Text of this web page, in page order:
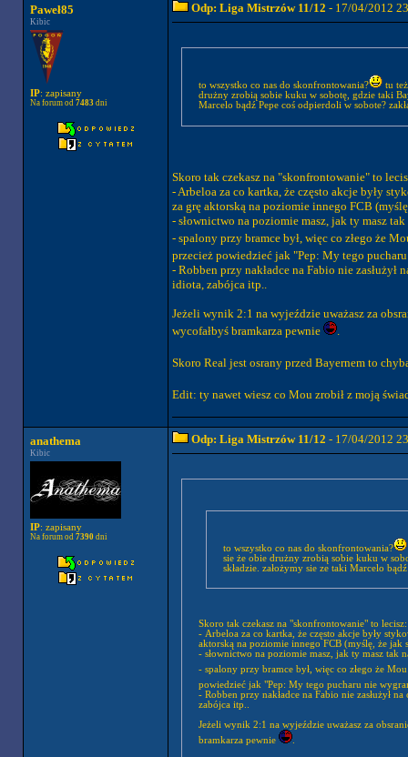
Paweł85
Kibic
IP: zapisany
Na forum od 7483dni
Odp: Liga Mistrzów 11/12 - 17/04/2012
to wszystko co nas do skonfrontowania?
tu też
drużny zrobią sobie kuku w sobotę, gdzie taki
Marcelo bądź Pepe coś odpierdoli w sobote?
Skoro tak czekasz na "skonfrontowanie" to
- Arbeloa za co kartka, że często akcje były
za grę aktorską na poziomie innego FCB
- słownictwo na poziomie masz, jak ty masz
- spalony przy bramce był, więc co złego że
przecież powiedzieć jak "Pep: My tego
- Robben przy nakładce na Fabio nie zasłużył
idiota, zabójca itp..
Jeżeli wynik 2:1 na wyjeździe uważasz za
wycofałbyś bramkarza pewnie
.
Skoro Real jest osrany przed Bayernem to
Edit: ty nawet wiesz co Mou zrobił z moją
anathema
Kibic
IP: zapisany
Na forum od 7390dni
Odp: Liga Mistrzów 11/12 - 17/04/2012
to wszystko co nas do skonfrontowania?
sie że obie drużny zrobią sobie kuku w
składzie. założymy sie ze taki Marcelo
Skoro tak czekasz na "skonfrontowanie" to lecisz:
- Arbeloa za co kartka, że często akcje były
aktorską na poziomie innego FCB (myślę, że jak
- słownictwo na poziomie masz, jak ty masz tak
- spalony przy bramce był, więc co złego że
powiedzieć jak "Pep: My tego pucharu nie
- Robben przy nakładce na Fabio nie zasłużył
zabójca itp..
Jeżeli wynik 2:1 na wyjeździe uważasz za
bramkarza pewnie
.